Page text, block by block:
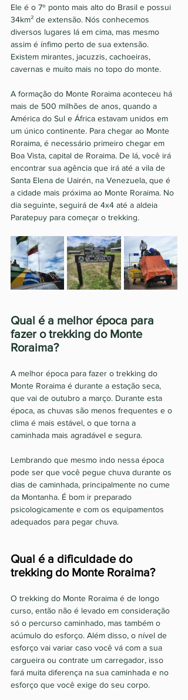
Ele é o 7º ponto mais alto do Brasil e possui
34km² de extensão. Nós conhecemos
diversos lugares lá em cima, mas mesmo
assim é ínfimo perto de sua extensão.
Existem mirantes, jacuzzis, cachoeiras,
cavernas e muito mais no topo do monte.
A formação do Monte Roraima aconteceu há
mais de 500 milhões de anos, quando a
América do Sul e África estavam unidos em
um único continente. Para chegar ao Monte
Roraima, é necessário primeiro chegar em
Boa Vista, capital de Roraima. De lá, você irá
encontrar sua agência que irá até a vila de
Santa Elena de Uairén, na Venezuela, que é
a cidade mais próxima ao Monte Roraima. No
dia seguinte, seguirá de 4x4 até a aldeia
Paratepuy para começar o trekking.
Qual é a melhor época para
fazer o trekking do Monte
Roraima?
A melhor época para fazer o trekking do
Monte Roraima é durante a estação seca,
que vai de outubro a março. Durante esta
época, as chuvas são menos frequentes e o
clima é mais estável, o que torna a
caminhada mais agradável e segura.
Lembrando que mesmo indo nessa época
pode ser que você pegue chuva durante os
dias de caminhada, principalmente no cume
da Montanha. É bom ir preparado
psicologicamente e com os equipamentos
adequados para pegar chuva.
Qual é a dificuldade do
trekking do Monte Roraima?
O trekking do Monte Roraima é de longo
curso, então não é levado em consideração
só o percurso caminhado, mas também o
acúmulo do esforço. Além disso, o nível de
esforço vai variar caso você vá com a sua
cargueira ou contrate um carregador, isso
fará muita diferença na sua caminhada e no
esforço que você exige do seu corpo.